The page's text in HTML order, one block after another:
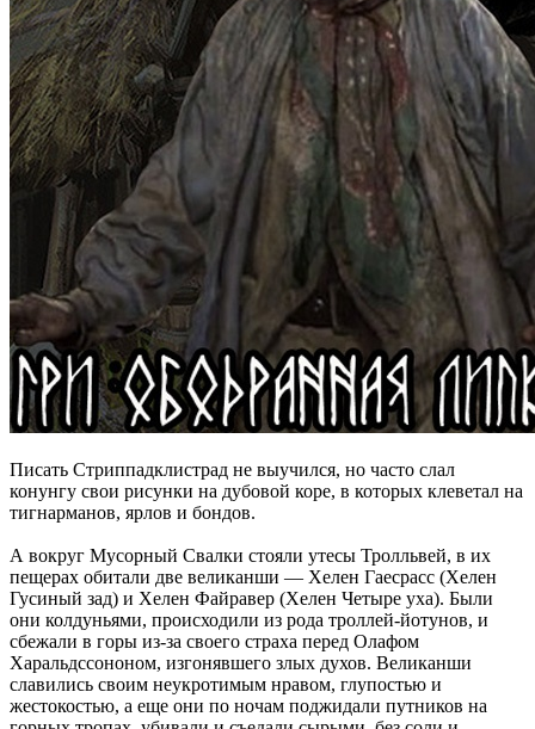
Писать Стриппадклистрад не выучился, но часто слал
конунгу свои рисунки на дубовой коре, в которых клеветал на
тигнарманов, ярлов и бондов.
А вокруг Мусорный Свалки стояли утесы Тролльвей, в их
пещерах обитали две великанши — Хелен Гаесрасс (Хелен
Гусиный зад) и Хелен Файравер (Хелен Четыре уха). Были
они колдуньями, происходили из рода троллей-йотунов, и
сбежали в горы из-за своего страха перед Олафом
Харальдссононом, изгонявшего злых духов. Великанши
славились своим неукротимым нравом, глупостью и
жестокостью, а еще они по ночам поджидали путников на